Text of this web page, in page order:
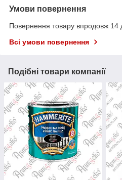
Умови повернення
Повернення товару впродовж 14
Всі умови повернення
Подібні товари компанії